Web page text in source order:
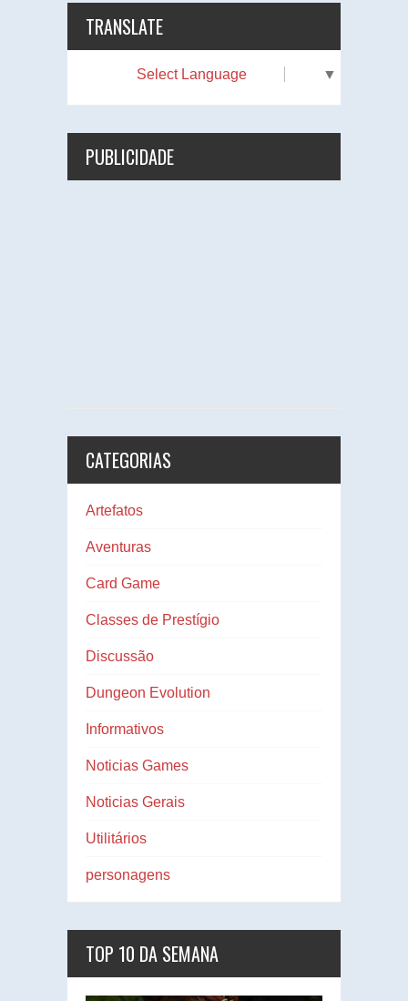
TRANSLATE
Select Language ▼
PUBLICIDADE
CATEGORIAS
Artefatos
Aventuras
Card Game
Classes de Prestígio
Discussão
Dungeon Evolution
Informativos
Noticias Games
Noticias Gerais
Utilitários
personagens
TOP 10 DA SEMANA